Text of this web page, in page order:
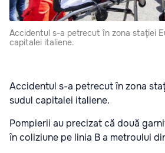
Accidentul s-a petrecut în zona staţiei
capitalei italiene.
Accidentul s-a petrecut în zona
sudul capitalei italiene.
Pompierii au precizat că două
în coliziune pe linia B a metroului